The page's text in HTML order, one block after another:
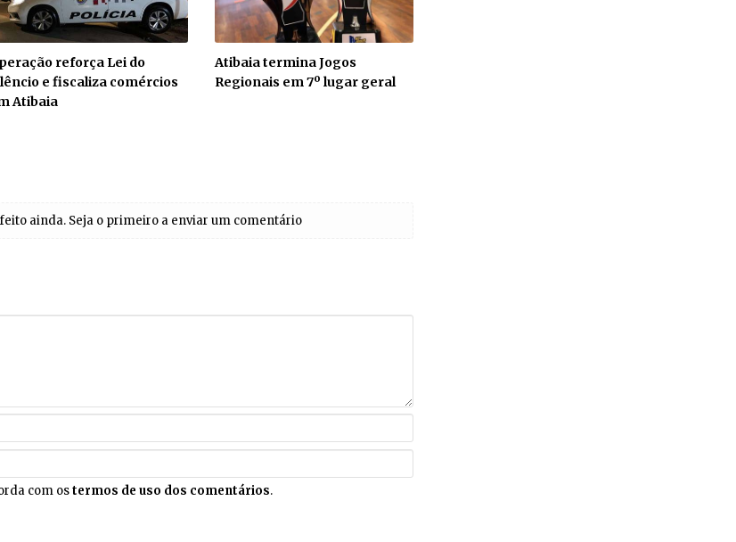
reforça Lei do
e fiscaliza comércios
Atibaia
Atibaia termina Jogos
Regionais em 7º lugar geral
ainda. Seja o primeiro a enviar um comentário
com ostermos de uso dos comentários.